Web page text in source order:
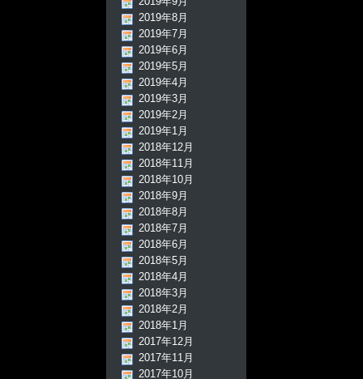
2019年8月
2019年7月
2019年6月
2019年5月
2019年4月
2019年3月
2019年2月
2019年1月
2018年12月
2018年11月
2018年10月
2018年9月
2018年8月
2018年7月
2018年6月
2018年5月
2018年4月
2018年3月
2018年2月
2018年1月
2017年12月
2017年11月
2017年10月